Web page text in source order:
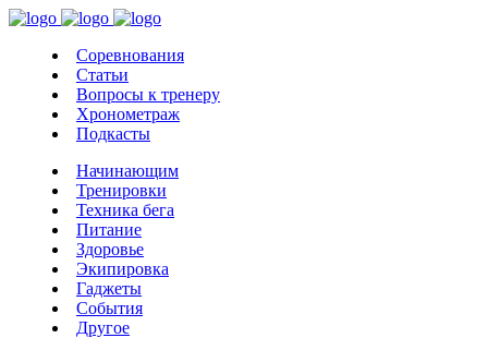
Соревнования
Статьи
Вопросы к тренеру
Хронометраж
Подкасты
Начинающим
Тренировки
Техника бега
Питание
Здоровье
Экипировка
Гаджеты
События
Другое